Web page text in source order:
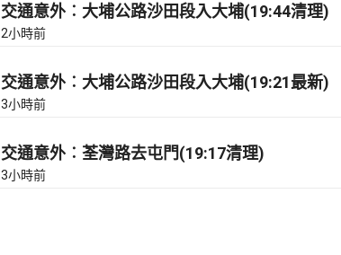
交通意外︰大埔公路沙田段入大埔(19:44清理)
2小時前
交通意外︰大埔公路沙田段入大埔(19:21最新)
3小時前
交通意外︰荃灣路去屯門(19:17清理)
3小時前